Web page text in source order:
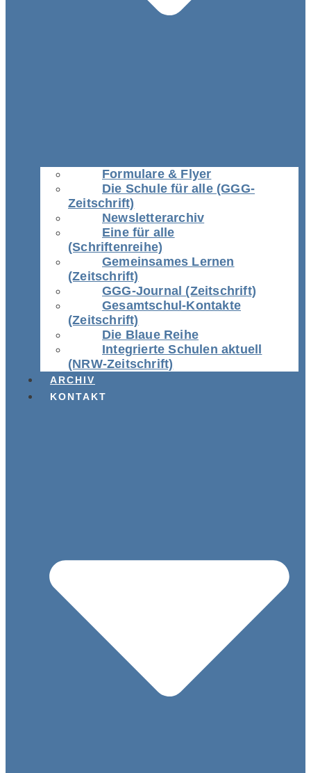
Formulare & Flyer
Die Schule für alle (GGG-
Zeitschrift)
Newsletterarchiv
Eine für alle
(Schriftenreihe)
Gemeinsames Lernen
(Zeitschrift)
GGG-Journal (Zeitschrift)
Gesamtschul-Kontakte
(Zeitschrift)
Die Blaue Reihe
Integrierte Schulen aktuell
(NRW-Zeitschrift)
ARCHIV
KONTAKT